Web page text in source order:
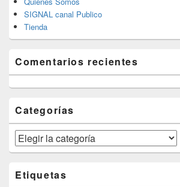
SIGNAL canal Publico
Tienda
Comentarios recientes
Categorías
Categorías
Etiquetas